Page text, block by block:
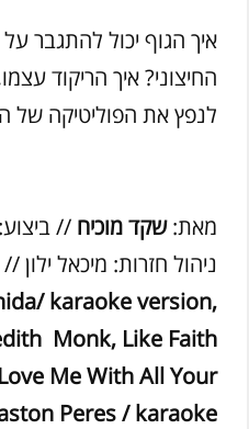
איך הגוף יכול להתגבר
החיצוני? איך הריקוד
לנפץ את הפוליטיקה של
מאת:שקד מוכיח //
ניהול חזרות: מיכאל ילון
karaoke version,
Monk, Like Faith
Me With All Your
Peres / karaoke